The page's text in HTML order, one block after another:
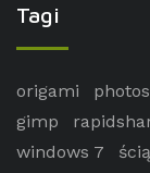
Tagi
origami
gimp
windows 7